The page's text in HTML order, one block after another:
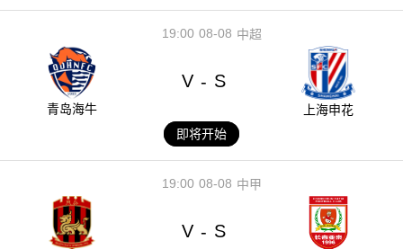
08-08
19:00 中超
青岛海牛
V - S
上海申花
即将开始
08-08
19:00 中甲
V - S